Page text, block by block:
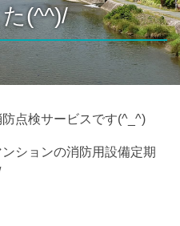
(^^)/
点検サービスです(^_^)
ションの消防用設備定期